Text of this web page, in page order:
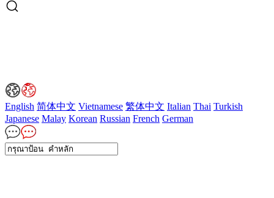
English 简体中文 Vietnamese 繁体中文 Italian Thai Turkish
Japanese Malay Korean Russian French German